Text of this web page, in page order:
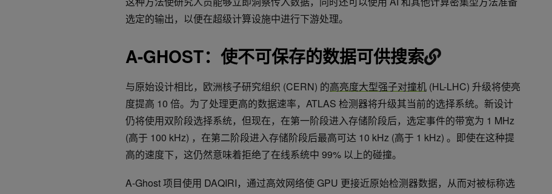
选定的输出，以便在超级计算设施中进行下游处理。
A-GHOST：使不可保存的数据可供搜索
与原始设计相比，欧洲核子研究组织 (CERN) 的高亮度大型强子对撞机 (HL-LHC) 升级将使亮
度提高 10 倍。为了处理更高的数据速率，ATLAS 检测器将升级其当前的选择系统。新设计
仍将使用双阶段选择系统，但现在，在第一阶段进入存储阶段后，选定事件的带宽为 1 MHz
(高于 100 kHz) ，在第二阶段进入存储阶段后最高可达 10 kHz (高于 1 kHz) 。即使在这种提
高的速度下，这仍然意味着拒绝了在线系统中 99% 以上的碰撞。
A-Ghost 项目使用 DAQIRI，通过高效网络使 GPU 更接近原始检测器数据，从而对被标称选